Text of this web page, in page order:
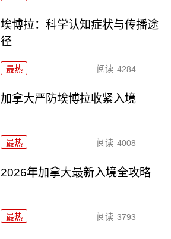
埃博拉：科学认知症状与传播途
径
最热 阅读 4284
加拿大严防埃博拉收紧入境
最热 阅读 4008
2026年加拿大最新入境全攻略
最热 阅读 3793